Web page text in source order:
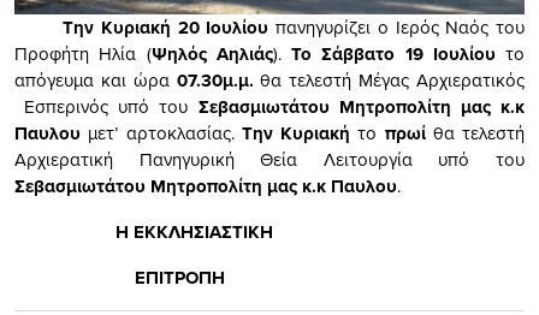
Την Κυριακή 20 Ιουλίου πανηγυρίζει ο Ιερός Ναός του
Προφήτη Ηλία (Ψηλός Αηλιάς). Το Σάββατο 19 Ιουλίουτο
απόγευμα και ώρα 07.30μ.μ. θα τελεστή Μέγας Αρχιερατικός
Εσπερινός υπό του Σεβασμιωτάτου Μητροπολίτη μας κ.κ
Παυλου μετ’ αρτοκλασίας. Την Κυριακή το πρωίθα τελεστή
Αρχιερατική Πανηγυρική Θεία Λειτουργία υπό του
Σεβασμιωτάτου Μητροπολίτη μας κ.κ Παυλου.
Η ΕΚΚΛΗΣΙΑΣΤΙΚΗ
ΕΠΙΤΡΟΠΗ